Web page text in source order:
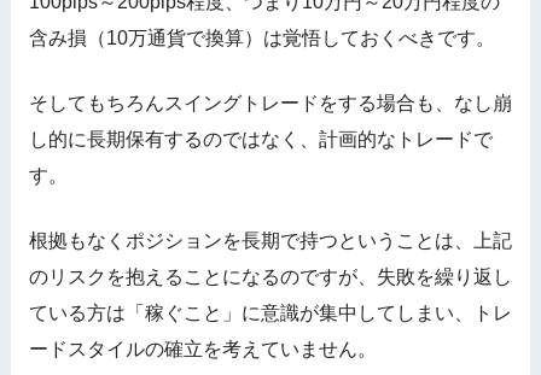
含み損（10万通貨で換算）は覚悟しておくべきです。
そしてもちろんスイングトレードをする場合も、なし崩
し的に長期保有するのではなく、計画的なトレードで
す。
根拠もなくポジションを長期で持つということは、上記
のリスクを抱えることになるのですが、失敗を繰り返し
ている方は「稼ぐこと」に意識が集中してしまい、トレ
ードスタイルの確立を考えていません。